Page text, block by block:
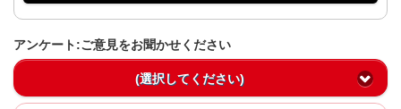
アンケート:ご意見をお聞かせください
(選択してください)